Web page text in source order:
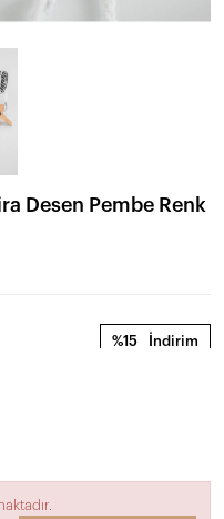
Desen Pembe Renk
%15 İndirim